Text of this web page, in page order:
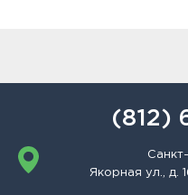
(812)
Якорная ул., д.